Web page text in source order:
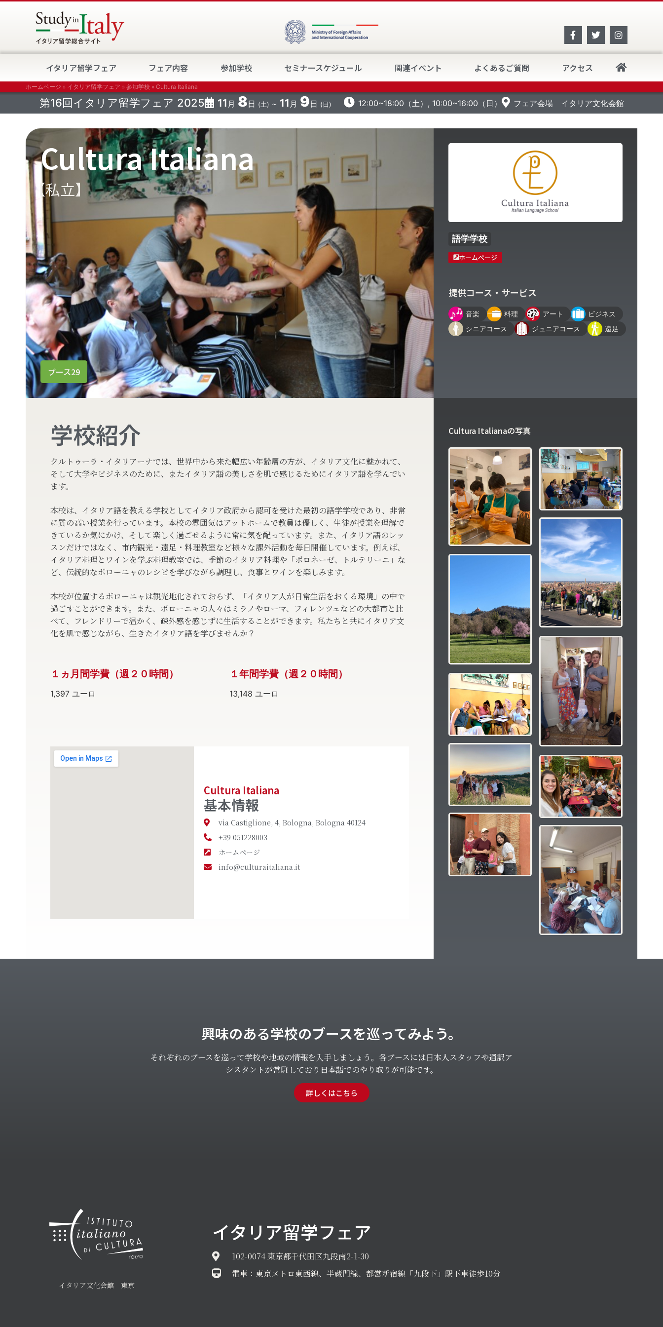
イタリア留学フェア フェア内容 参加学校 セミナースケジュール 関連イベント よくあるご質問 アクセス
ホームページ » イタリア留学フェア » 参加学校 » Cultura Italiana
第16回イタリア留学フェア 2025 11 月 8日 (土) 11 月 9日 (日) 12:00~18:00（土）, 10:00~16:00（日） フェア会場 イタリア文化会館
Cultura Italiana
【私立】
ブース29
語学学校
ホームページ
提供コース・サービス
音楽 料理 アート
ビジネス
シニアコース
ジュニアコース 遠足
学校紹介
クルトゥーラ・イタリアーナでは、世界中から来た幅広い年齢層の方が、イタリア文化に魅かれて、
そして大学やビジネスのために、またイタリア語の美しさを肌で感じるためにイタリア語を学んでい
ます。
本校は、イタリア語を教える学校としてイタリア政府から認可を受けた最初の語学学校であり、非常
に質の高い授業を行っています。本校の雰囲気はアットホームで教員は優しく、生徒が授業を理解で
きているか気にかけ、そして楽しく過ごせるように常に気を配っています。また、イタリア語のレッ
スンだけではなく、市内観光・遠足・料理教室など様々な課外活動を毎日開催しています。例えば、
イタリア料理とワインを学ぶ料理教室では、季節のイタリア料理や「ボロネーゼ、トルテリーニ」な
ど、伝統的なボローニャのレシピを学びながら調理し、食事とワインを楽しみます。
本校が位置するボローニャは観光地化されておらず、「イタリア人が日常生活をおくる環境」の中で
過ごすことができます。また、ボローニャの人々はミラノやローマ、フィレンツェなどの大都市と比
べて、フレンドリーで温かく、疎外感を感じずに生活することができます。私たちと共にイタリア文
化を肌で感じながら、生きたイタリア語を学びませんか？
１ヵ月間学費（週２０時間）
1,397 ユーロ
１年間学費（週２０時間）
13,148 ユーロ
Cultura Italiana
基本情報
via Castiglione, 4, Bologna, Bologna 40124
+39 051228003
ホームページ
info@culturaitaliana.it
Cultura Italianaの写真
興味のある学校のブースを巡ってみよう。
それぞれのブースを巡って学校や地域の情報を入手しましょう。各ブースには日本人スタッフや通訳ア
シスタントが常駐しており日本語でのやり取りが可能です。
詳しくはこちら
イタリア文化会館 東京
イタリア留学フェア
102-0074 東京都千代田区九段南2-1-30
電車：東京メトロ東西線、半蔵門線、都営新宿線「九段下」駅下車徒歩10分